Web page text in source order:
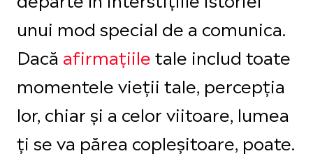
unui mod special de a comunica.
Dacă afirmațiiletale includ toate
momentele vieții tale, percepția
lor, chiar și a celor viitoare, lumea
ți se va părea copleșitoare, poate.